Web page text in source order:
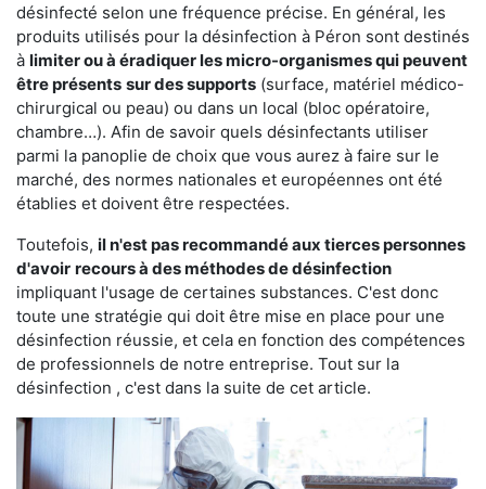
désinfecté selon une fréquence précise. En général, les
produits utilisés pour la désinfection à Péron sont destinés
à limiter ou à éradiquer les micro-organismes qui peuvent
être présents sur des supports (surface, matériel médico-
chirurgical ou peau) ou dans un local (bloc opératoire,
chambre…). Afin de savoir quels désinfectants utiliser
parmi la panoplie de choix que vous aurez à faire sur le
marché, des normes nationales et européennes ont été
établies et doivent être respectées.
Toutefois, il n'est pas recommandé aux tierces personnes
d'avoir recours à des méthodes de désinfection
impliquant l'usage de certaines substances. C'est donc
toute une stratégie qui doit être mise en place pour une
désinfection réussie, et cela en fonction des compétences
de professionnels de notre entreprise. Tout sur la
désinfection , c'est dans la suite de cet article.